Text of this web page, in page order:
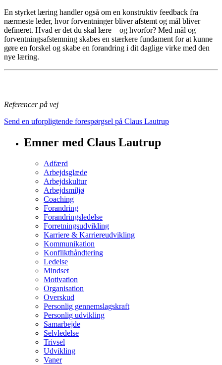
En styrket læring handler også om en konstruktiv feedback fra
nærmeste leder, hvor forventninger bliver afstemt og mål bliver
defineret. Hvad er det du skal lære – og hvorfor? Med mål og
forventningsafstemning skabes en stærkere fundament for at kunne
gøre en forskel og skabe en forandring i dit daglige virke med den
nye læring.
Referencer på vej
Send en uforpligtende forespørgsel på Claus Lautrup
Emner med Claus Lautrup
Adfærd
Arbejdsglæde
Arbejdskultur
Arbejdsmiljø
Coaching
Forandring
Forandringsledelse
Forretningsudvikling
Karriere & Karriereudvikling
Kommunikation
Konflikthåndtering
Ledelse
Mindset
Motivation
Organisation
Overskud
Personlig gennemslagskraft
Personlig udvikling
Samarbejde
Selvledelse
Trivsel
Udvikling
Vaner